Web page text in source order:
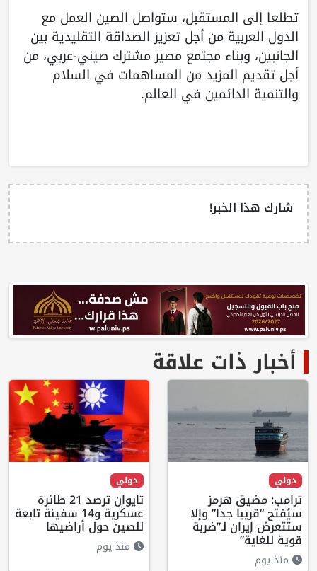
تطلعا إلى المستقبل، ستواصل الصين العمل مع
الدول العربية من أجل تعزيز الصداقة التقليدية بين
الجانبين، وبناء مجتمع مصير مشترك صيني-عربي، من
أجل تقديم المزيد من المساهمات في السلام
والتنمية الدائمين في العالم.
شارك هذا الخبر!
أخبار ذات علاقة
دولي
ترامب: مضيق هرمز
سيُفتح “قريبا جدا” وإلا
ستتعرض إيران لـ”ضربة
قوية للغاية”
منذ يوم
دولي
تايوان ترصد 21 طائرة
عسكرية و14 سفينة تابعة
للصين حول أراضيها
منذ يوم